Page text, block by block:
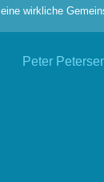
eine wirkliche
Peter